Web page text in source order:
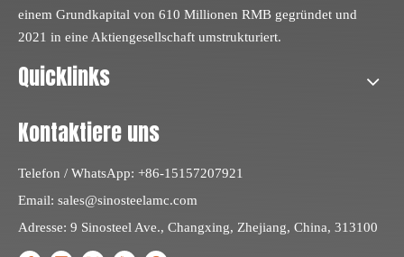
einem Grundkapital von 610 Millionen RMB gegründet und
2021 in eine Aktiengesellschaft umstrukturiert.
Quicklinks
Kontaktiere uns
Telefon / WhatsApp: +86-15157207921
Email: sales@sinosteelamc.com
Adresse: 9 Sinosteel Ave., Changxing, Zhejiang, China, 313100